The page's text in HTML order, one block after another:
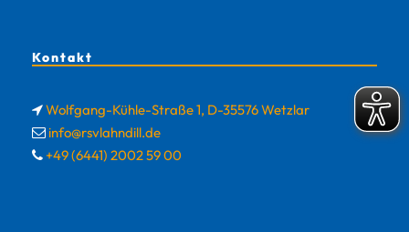
Kontakt
Wolfgang-Kühle-Straße 1, D-35576 Wetzlar
info@rsvlahndill.de
+49 (6441) 2002 59 00